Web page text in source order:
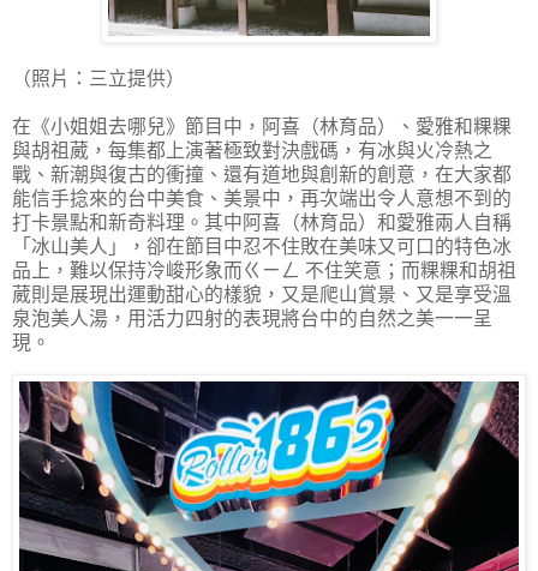
（照片：三立提供）
在《小姐姐去哪兒》節目中，阿喜（林育品）、愛雅和粿粿
與胡祖葳，每集都上演著極致對決戲碼，有冰與火冷熱之
戰、新潮與復古的衝撞、還有道地與創新的創意，在大家都
能信手捻來的台中美食、美景中，再次端出令人意想不到的
打卡景點和新奇料理。其中阿喜（林育品）和愛雅兩人自稱
「冰山美人」，卻在節目中忍不住敗在美味又可口的特色冰
品上，難以保持冷峻形象而ㄍㄧㄥ 不住笑意；而粿粿和胡祖
葳則是展現出運動甜心的樣貌，又是爬山賞景、又是享受溫
泉泡美人湯，用活力四射的表現將台中的自然之美一一呈
現。